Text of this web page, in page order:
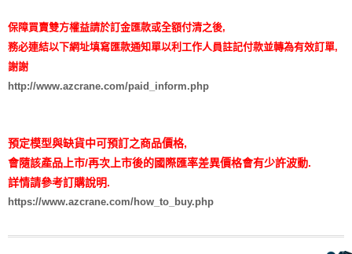
保障買賣雙方權益請於訂金匯款或全額付清之後,
務必連結以下網址填寫匯款通知單以利工作人員註記付款並轉為有效訂單,
謝謝
http://www.azcrane.com/paid_inform.php
預定模型與缺貨中可預訂之商品價格,
會隨該產品上市/再次上市後的國際匯率差異價格會有少許波動.
詳情請參考訂購說明.
https://www.azcrane.com/how_to_buy.php